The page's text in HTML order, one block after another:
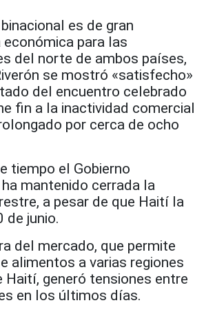
es de gran
para las
del norte de ambos países,
se mostró «satisfecho»
del encuentro celebrado
fin a la inactividad comercial
por cerca de ocho
tiempo el Gobierno
mantenido cerrada la
a pesar de que Haití la
de junio.
del mercado, que permite
alimentos a varias regiones
Haití, generó tensiones entre
en los últimos días.